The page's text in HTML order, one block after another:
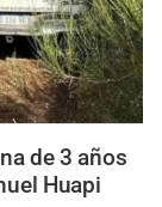
de 3 años
Huapi